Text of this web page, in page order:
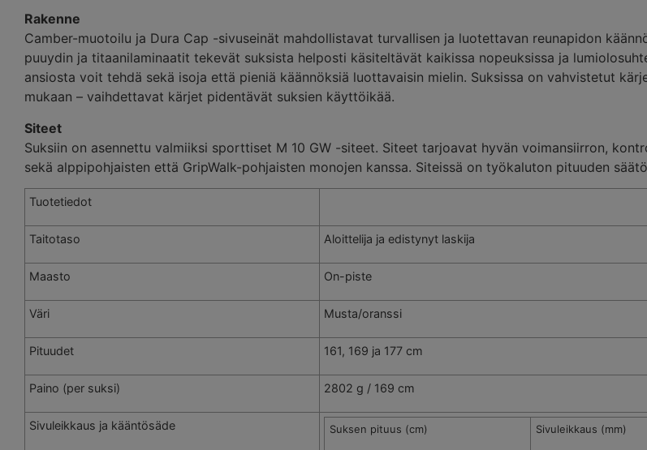
Rakenne
Camber-muotoilu ja Dura Cap -sivuseinät mahdollistavat turvallisen ja luotettavan reunapidon
puuydin ja titaanilaminaatit tekevät suksista helposti käsiteltävät kaikissa nopeuksissa ja
ansiosta voit tehdä sekä isoja että pieniä käännöksiä luottavaisin mielin. Suksissa on vahvistetut
mukaan – vaihdettavat kärjet pidentävät suksien käyttöikää.
Siteet
Suksiin on asennettu valmiiksi sporttiset M 10 GW -siteet. Siteet tarjoavat hyvän voimansiirron,
sekä alppipohjaisten että GripWalk-pohjaisten monojen kanssa. Siteissä on työkaluton pituuden
Tuotetiedot
Taitotaso Aloittelija ja edistynyt laskija
Maasto On-piste
Väri Musta/oranssi
Pituudet 161, 169 ja 177 cm
Paino (per suksi) 2802 g / 169 cm
Sivuleikkaus ja kääntösäde Suksen pituus (cm) Sivuleikkaus (mm)